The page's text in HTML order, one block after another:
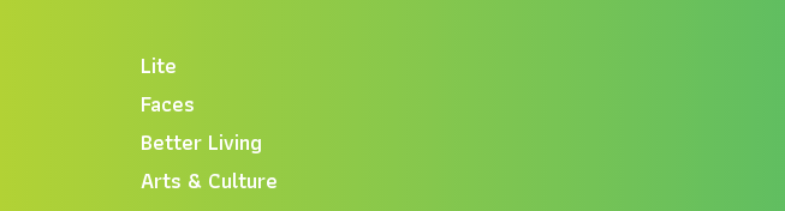
Lite
Faces
Better Living
Arts & Culture